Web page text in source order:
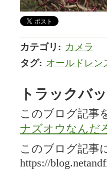
カテゴリ : カメラ
タグ: オールドレン
トラックバ
このブログ記事
ナズオウなんだ
このブログ記事
https://